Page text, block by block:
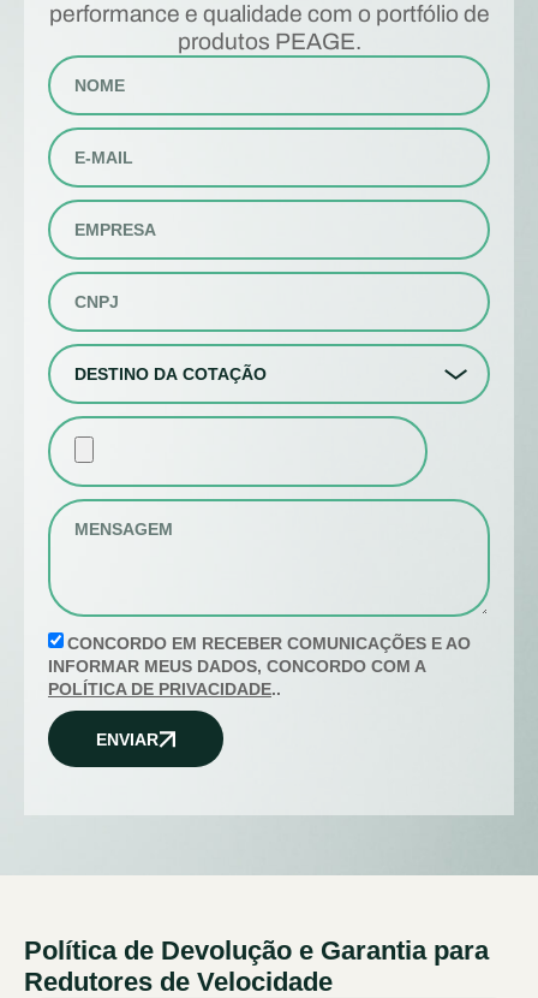
performance e qualidade com o portfólio de
produtos PEAGE.
CONCORDO EM RECEBER COMUNICAÇÕES E AO
INFORMAR MEUS DADOS, CONCORDO COM A
POLÍTICA DE PRIVACIDADE..
ENVIAR
Política de Devolução e Garantia para
Redutores de Velocidade